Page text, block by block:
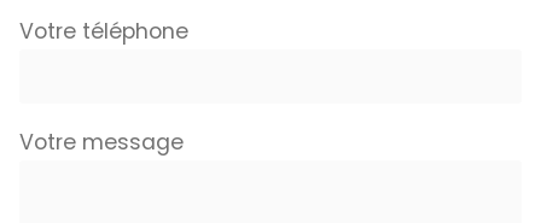
Votre téléphone
Votre message